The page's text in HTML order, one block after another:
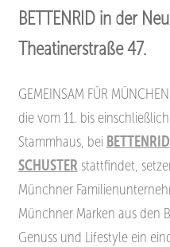
BETTENRID in der
Theatinerstraße 47.
GEMEINSAM FÜR
die vom 11. bis einschließlich
Stammhaus, bei BETTENRID
SCHUSTER stattfindet,
Münchner
Münchner Marken aus den
Genuss und Lifestyle ein